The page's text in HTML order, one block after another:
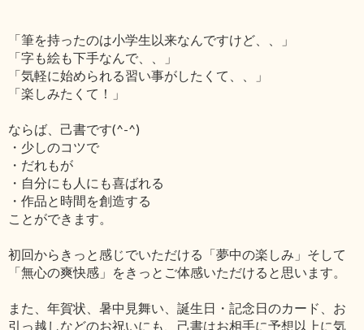
「筆を持ったのは小学生以来なんですけど、、」
「字も絵も下手なんで、、」
「気軽に始められる習い事がしたくて、、」
「楽しみたくて！」
ならば、己書です(^-^)
・少しのコツで
・だれもが
・自分にも人にも喜ばれる
・作品と時間を創造する
ことができます。
初回からきっと感じでいただける「夢中の楽しみ」そして
「無心の爽快感」をきっとご体感いただけると思います。
また、年賀状、暑中見舞い、誕生日・記念日のカード、お
引っ越しなどのお祝いにも、己書はお相手に予想以上に気